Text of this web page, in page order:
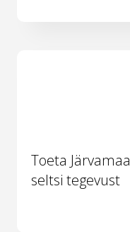
Toeta Järvamaa
seltsi tegevust